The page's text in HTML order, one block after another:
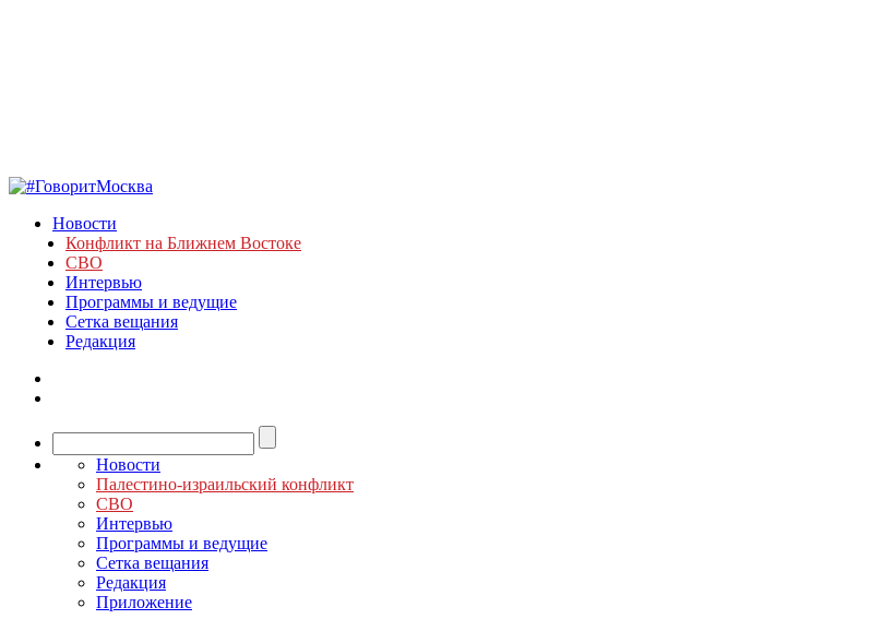
Новости
Конфликт на Ближнем Востоке
СВО
Интервью
Программы и ведущие
Сетка вещания
Редакция
Новости
Палестино-израильский конфликт
СВО
Интервью
Программы и ведущие
Сетка вещания
Редакция
Приложение